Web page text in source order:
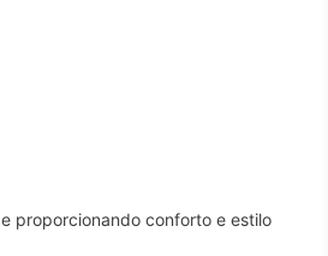
proporcionando conforto e estilo